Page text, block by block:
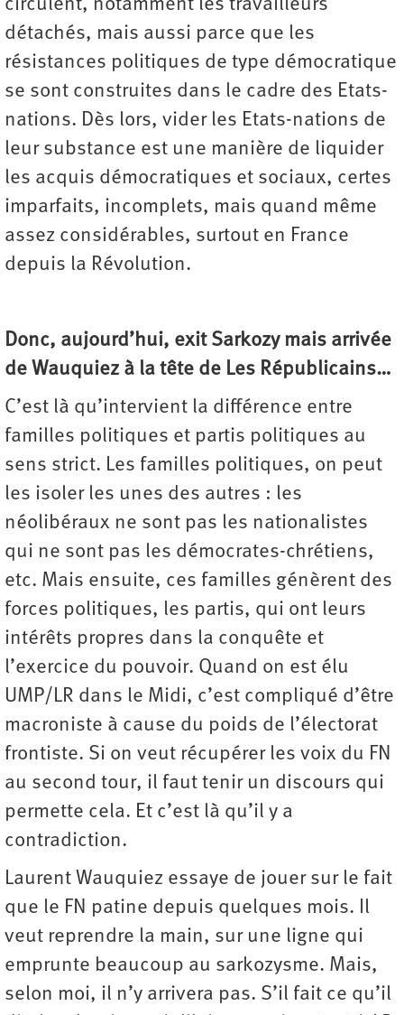
circulent, notamment les travailleurs
détachés, mais aussi parce que les
résistances politiques de type démocratique
se sont construites dans le cadre des Etats-
nations. Dès lors, vider les Etats-nations de
leur substance est une manière de liquider
les acquis démocratiques et sociaux, certes
imparfaits, incomplets, mais quand même
assez considérables, surtout en France
depuis la Révolution.
Donc, aujourd’hui, exit Sarkozy mais arrivée
de Wauquiez à la tête de Les Républicains…
C’est là qu’intervient la différence entre
familles politiques et partis politiques au
sens strict. Les familles politiques, on peut
les isoler les unes des autres : les
néolibéraux ne sont pas les nationalistes
qui ne sont pas les démocrates-chrétiens,
etc. Mais ensuite, ces familles génèrent des
forces politiques, les partis, qui ont leurs
intérêts propres dans la conquête et
l’exercice du pouvoir. Quand on est élu
UMP/LR dans le Midi, c’est compliqué d’être
macroniste à cause du poids de l’électorat
frontiste. Si on veut récupérer les voix du FN
au second tour, il faut tenir un discours qui
permette cela. Et c’est là qu’il y a
contradiction.
Laurent Wauquiez essaye de jouer sur le fait
que le FN patine depuis quelques mois. Il
veut reprendre la main, sur une ligne qui
emprunte beaucoup au sarkozysme. Mais,
selon moi, il n’y arrivera pas. S’il fait ce qu’il